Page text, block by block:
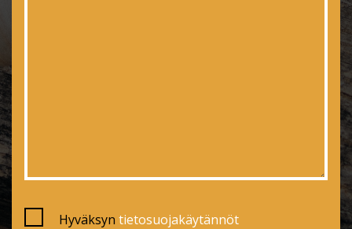
Hyväksyn tietosuojakäytännöt